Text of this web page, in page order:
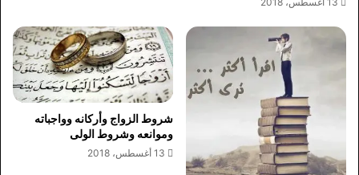
شروط الزواج وأركانه وواجباته
وموانعه وشروط الولى
13 أغسطس، 2018